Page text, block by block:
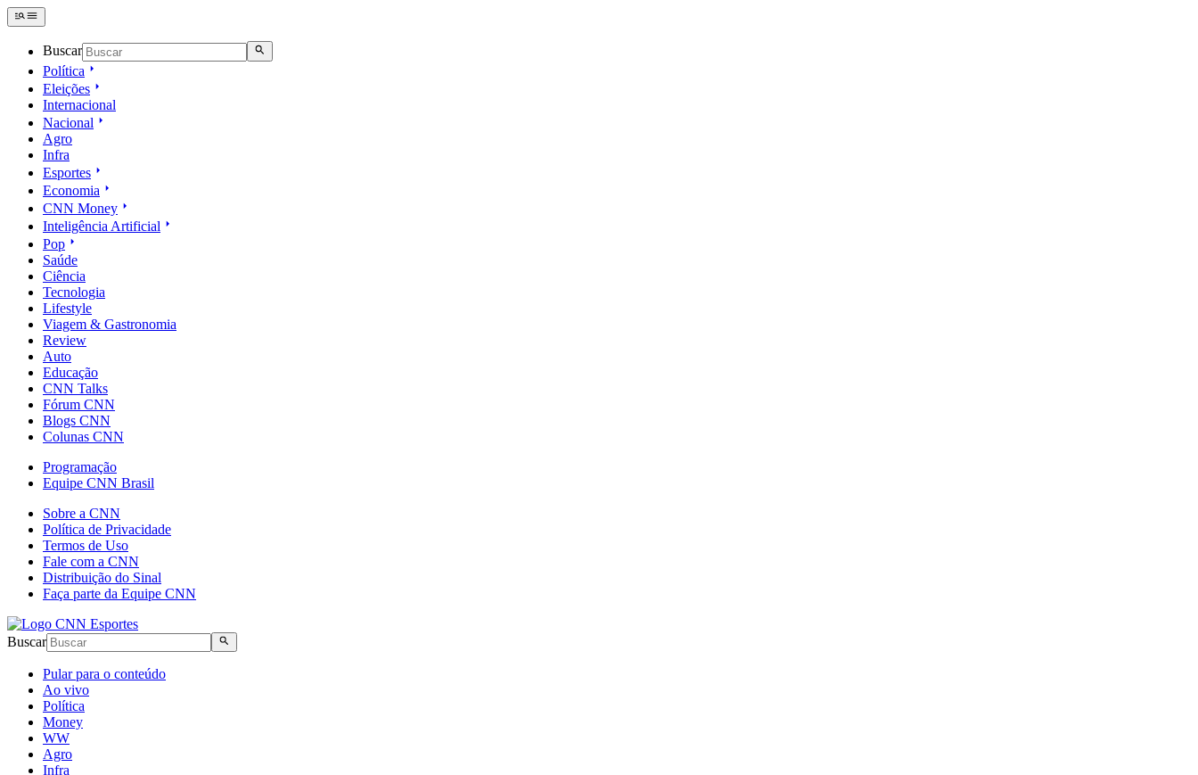
Buscar
Política
Eleições
Internacional
Nacional
Agro
Infra
Esportes
Economia
CNN Money
Inteligência Artificial
Pop
Saúde
Ciência
Tecnologia
Lifestyle
Viagem & Gastronomia
Review
Auto
Educação
CNN Talks
Fórum CNN
Blogs CNN
Colunas CNN
Programação
Equipe CNN Brasil
Sobre a CNN
Política de Privacidade
Termos de Uso
Fale com a CNN
Distribuição do Sinal
Faça parte da Equipe CNN
Buscar
Pular para o conteúdo
Ao vivo
Política
Money
WW
Agro
Infra